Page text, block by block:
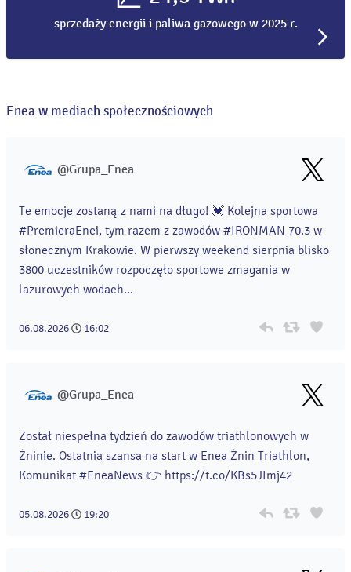
sprzedaży energii i paliwa gazowego w 2025 r.
Enea w mediach społecznościowych
@Grupa_Enea
Te emocje zostaną z nami na długo! 💓 Kolejna sportowa
#PremieraEnei, tym razem z zawodów #IRONMAN 70.3 w
słonecznym Krakowie. W pierwszy weekend sierpnia blisko
3800 uczestników rozpoczęło sportowe zmagania w
lazurowych wodach...
06.08.2026 16:02
@Grupa_Enea
Został niespełna tydzień do zawodów triathlonowych w
Żninie. Ostatnia szansa na start w Enea Żnin Triathlon,
Komunikat #EneaNews 👉 https://t.co/KBs5JImj42
05.08.2026 19:20